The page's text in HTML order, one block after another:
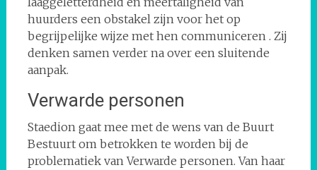
huurders een obstakel zijn voor het op
begrijpelijke wijze met hen communiceren . Zij
denken samen verder na over een sluitende
aanpak.
Verwarde personen
Staedion gaat mee met de wens van de Buurt
Bestuurt om betrokken te worden bij de
problematiek van Verwarde personen. Van haar